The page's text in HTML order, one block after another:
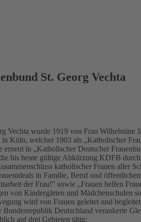
St. Georg Vechta
Vechta wurde 1919 von Frau Wilhelmine
Köln, welcher 1903 als „Katholischer
in „Katholischer Deutscher
bis heute gültige Abkürzung KDFB
katholischer Frauen
in Familie, Beruf und
der Frau!" sowie „Frauen helfen
von Kindergärten und Mädchenschulen
wird von Frauen geleitet und
Deutschland verankerte
auf drei Gebieten tätig: